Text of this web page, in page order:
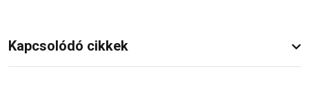
Kapcsolódó cikkek